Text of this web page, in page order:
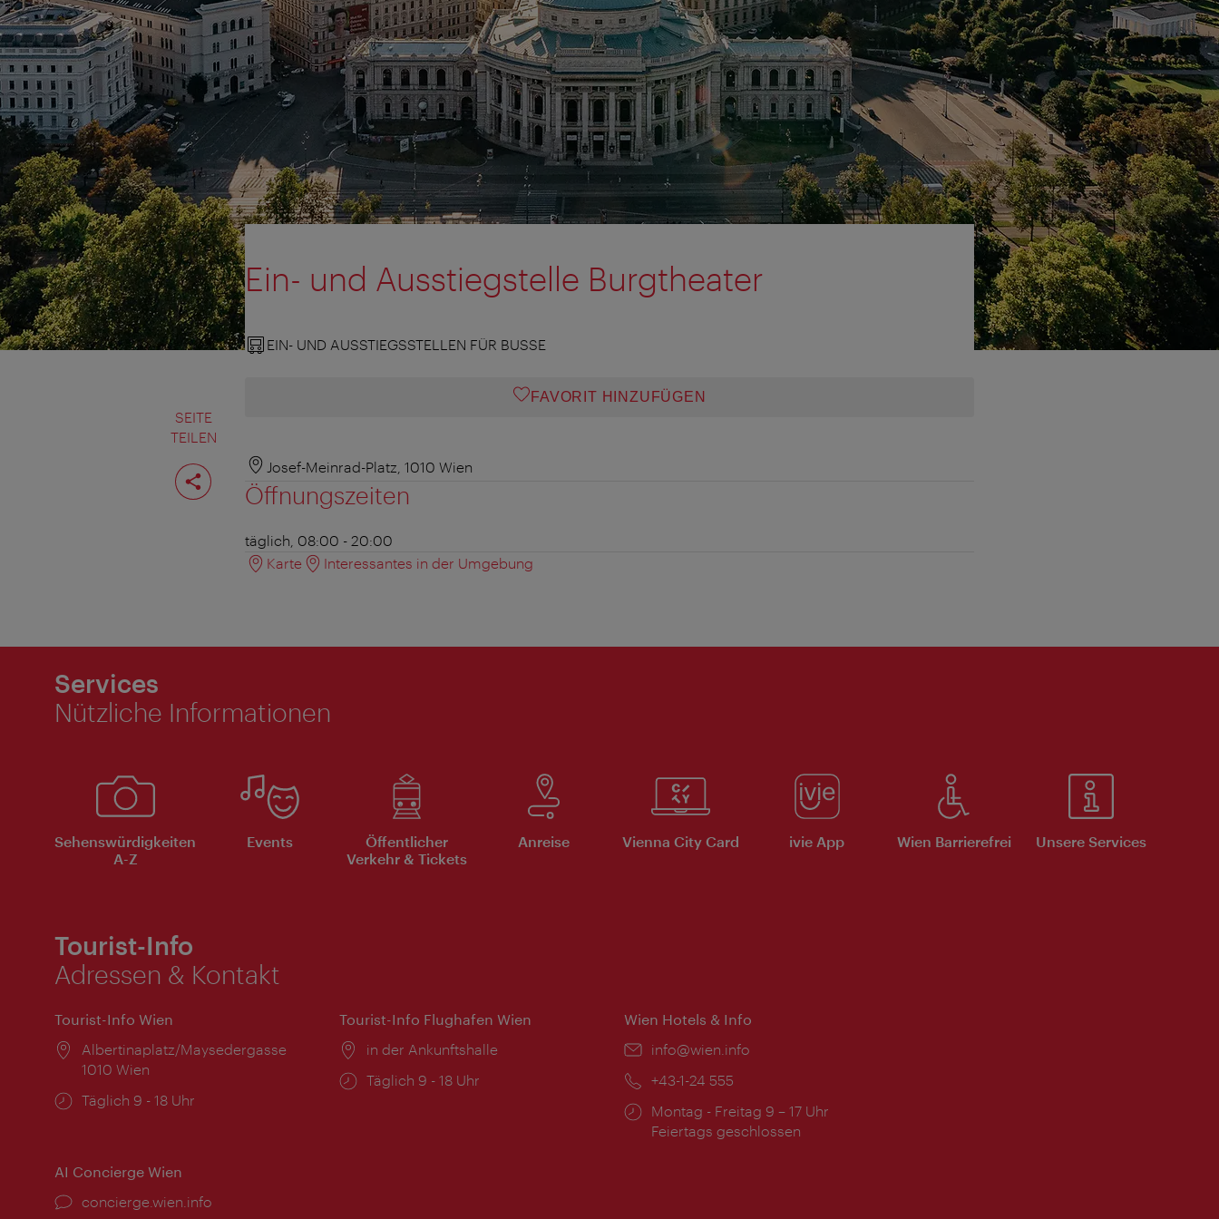
SEITE
TEILEN
Seite
teilen
Ein- und Ausstiegstelle Burgtheater
EIN- UND AUSSTIEGSSTELLEN FÜR BUSSE
FAVORIT HINZUFÜGEN
Josef-Meinrad-Platz, 1010 Wien
Öffnungszeiten
täglich, 08:00 - 20:00
Karte
Interessantes in der Umgebung
Services
Nützliche Informationen
Sehenswürdigkeiten
A-Z
Events
Öffentlicher
Verkehr & Tickets
Anreise Vienna City Card ivie App Wien Barrierefrei Unsere Services
Tourist-Info
Adressen & Kontakt
Tourist-Info Wien
Ort:
Albertinaplatz/Maysedergasse
1010 Wien
Öffnungszeiten:
Täglich 9 - 18 Uhr
Tourist-Info Flughafen Wien
Ort:
in der Ankunftshalle
Öffnungszeiten:
Täglich 9 - 18 Uhr
Wien Hotels & Info
Email:
info@wien.info
Telefon:
+43-1-24 555
Öffnungszeiten:
Montag - Freitag 9 – 17 Uhr
Feiertags geschlossen
AI Concierge Wien
Ort:
concierge.wien.info